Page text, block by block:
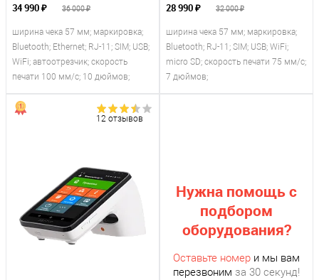
34 990 ₽ 36 000 ₽
ширина чека 57 мм; маркировка;
Bluetooth; Ethernet; RJ-11; SIM; USB;
WiFi; автоотрезчик; скорость
печати 100 мм/с; 10 дюймов;
28 990 ₽ 32 000 ₽
ширина чека 57 мм; маркировка;
Bluetooth; RJ-11; SIM; USB; WiFi;
micro SD; скорость печати 75 мм/с;
7 дюймов;
12 отзывов
Нужна помощь с
подбором
оборудования?
Оставьте номер и мы вам
перезвоним за 30 секунд!